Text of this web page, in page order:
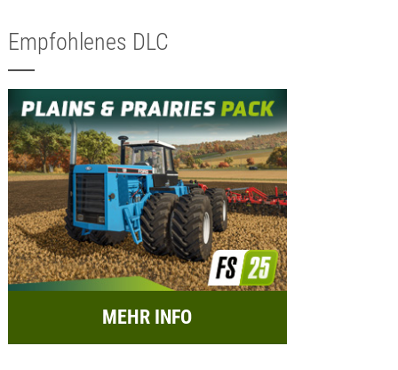
Empfohlenes DLC
MEHR INFO